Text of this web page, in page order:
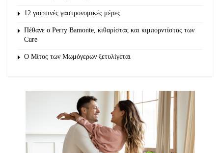
12 γιορτινές γαστρονομικές μέρες
Πέθανε ο Perry Bamonte, κιθαρίστας και κιμπορντίστας των
Cure
O Μίτος των Μωμόγερων ξετυλίγεται